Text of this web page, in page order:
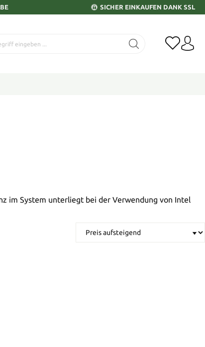
SICHER EINKAUFEN DANK SSL
im System unterliegt bei der Verwendung von Intel